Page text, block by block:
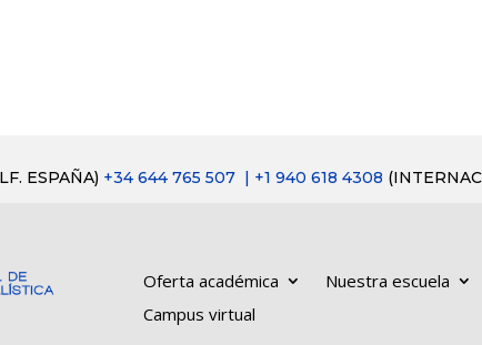
ESPAÑA) +34 644 765 507 | +1 940 618 4308
Oferta académica
Nuestra escuela
Campus virtual